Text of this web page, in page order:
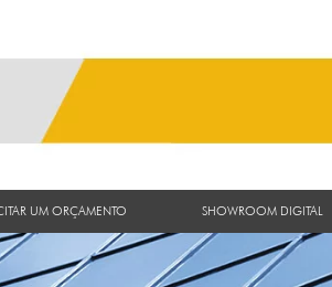
UM ORÇAMENTO SHOWROOM DIGITAL